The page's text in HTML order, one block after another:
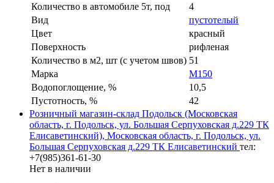
Количество в автомобиле 5т, под
4
Вид
пустотелый
Цвет
красный
Поверхность
рифленая
Количество в м2, шт (с учетом швов) 51
Марка
М150
Водопоглощение, %
10,5
Пустотность, %
42
Розничный магазин-склад Подольск (Московская
область, г. Подольск, ул. Большая Серпуховская д.229 ТК
Елисаветинский), Московская область, г. Подольск, ул.
Большая Серпуховская д.229 ТК Елисаветинский тел:
+7(985)361-61-30
Нет в наличии